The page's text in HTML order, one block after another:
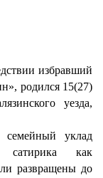
избравший
родился 15(27)
уезда,
семейный уклад
как
развращены до